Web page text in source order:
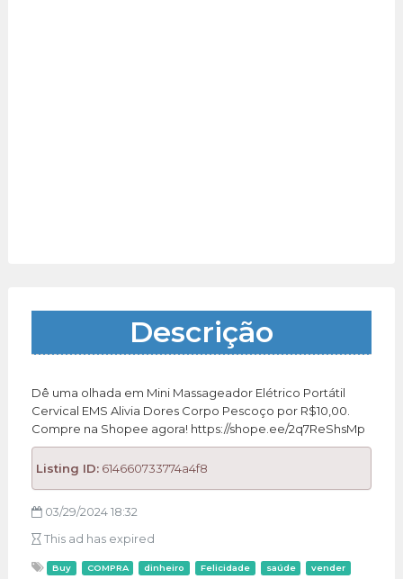
Descrição
Dê uma olhada em Mini Massageador Elétrico Portátil
Cervical EMS Alivia Dores Corpo Pescoço por R$10,00.
Compre na Shopee agora! https://shope.ee/2q7ReShsMp
Listing ID: 614660733774a4f8
03/29/2024 18:32
This ad has expired
Buy COMPRA dinheiro Felicidade saúde
vender